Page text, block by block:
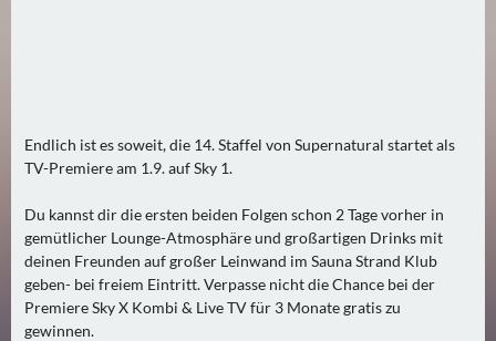
0
)
U
E
B
E
R
Endlich ist es soweit, die 14. Staffel von Supernatural startet als
TV-Premiere am 1.9. auf Sky 1.
Du kannst dir die ersten beiden Folgen schon 2 Tage vorher in
gemütlicher Lounge-Atmosphäre und großartigen Drinks mit
deinen Freunden auf großer Leinwand im Sauna Strand Klub
geben- bei freiem Eintritt. Verpasse nicht die Chance bei der
Premiere Sky X Kombi & Live TV für 3 Monate gratis zu
gewinnen.